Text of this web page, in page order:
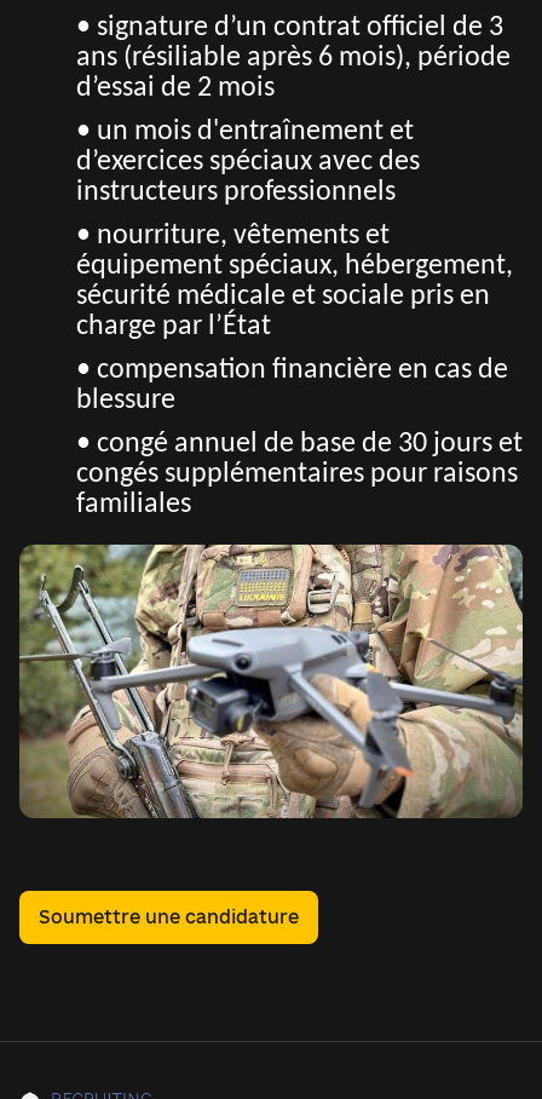
• signature d’un contrat officiel de 3
ans (résiliable après 6 mois), période
d’essai de 2 mois
• un mois d'entraînement et
d’exercices spéciaux avec des
instructeurs professionnels
• nourriture, vêtements et
équipement spéciaux, hébergement,
sécurité médicale et sociale pris en
charge par l’État
• compensation financière en cas de
blessure
• congé annuel de base de 30 jours et
congés supplémentaires pour raisons
familiales
Soumettre une candidature